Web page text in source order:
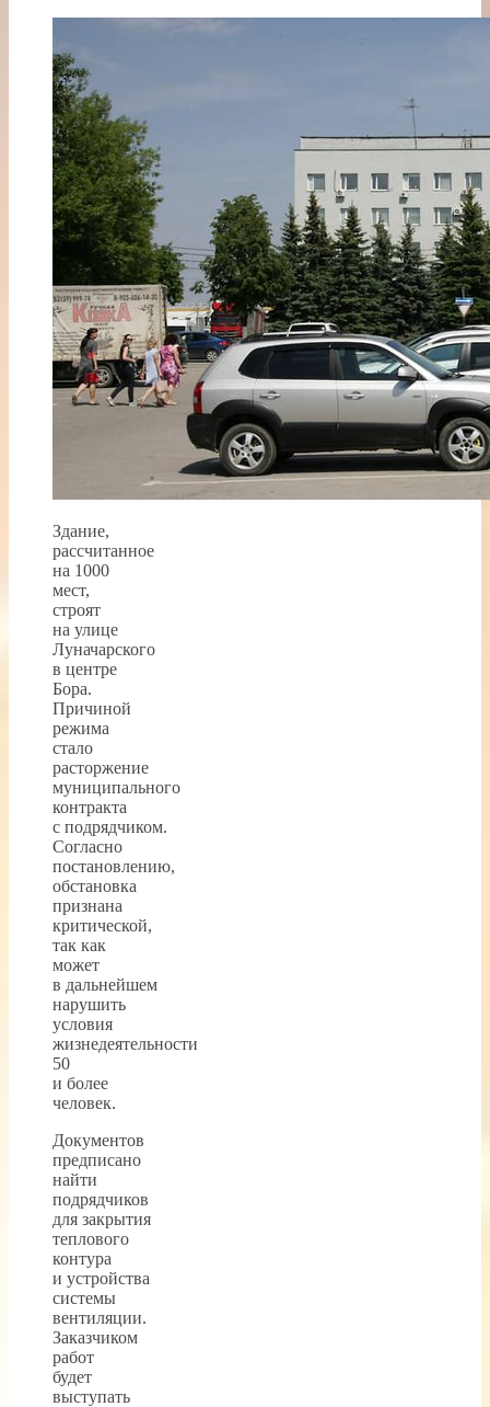
Здание,
рассчитанное
на 1000
мест,
строят
на улице
Луначарского
в центре
Бора.
Причиной
режима
стало
расторжение
муниципального
контракта
с подрядчиком.
Согласно
постановлению,
обстановка
признана
критической,
так как
может
в дальнейшем
нарушить
условия
жизнедеятельности
50
и более
человек.
Документов
предписано
найти
подрядчиков
для закрытия
теплового
контура
и устройства
системы
вентиляции.
Заказчиком
работ
будет
выступать